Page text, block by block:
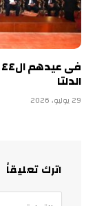
الدلتا
29 يوليو، 2026
اترك تعليقاً